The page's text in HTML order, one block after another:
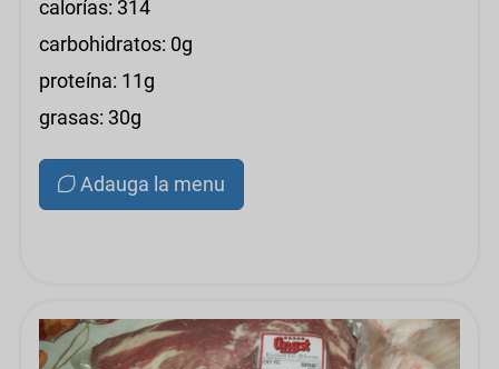
calorías: 314
carbohidratos: 0g
proteína: 11g
grasas: 30g
Adauga la menu